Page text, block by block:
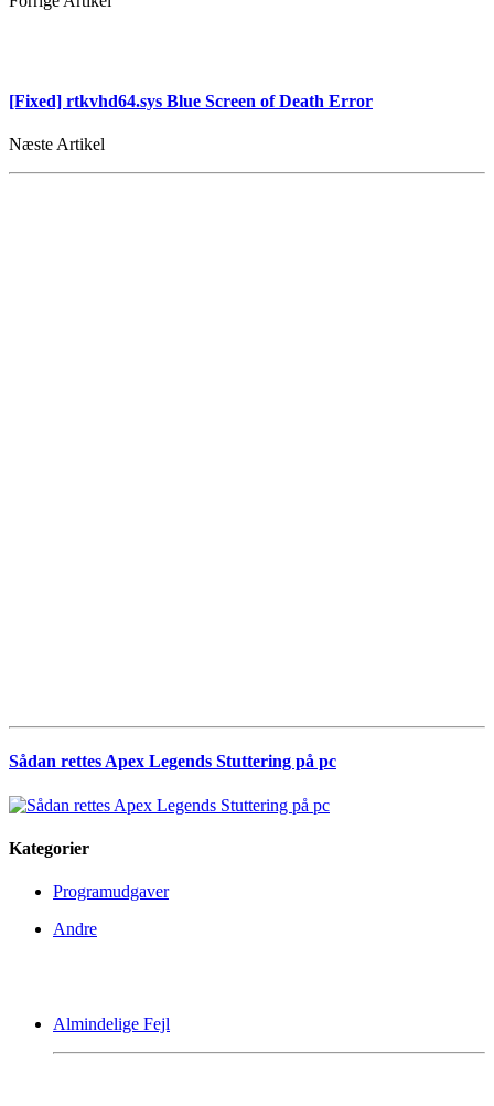
[Fixed] rtkvhd64.sys Blue Screen of Death Error
Næste Artikel
Sådan rettes Apex Legends Stuttering på pc
Kategorier
Programudgaver
Andre
Almindelige Fejl